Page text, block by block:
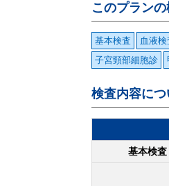
このプランの
基本検査 血液検
子宮頸部細胞診
検査内容につ
基本検査